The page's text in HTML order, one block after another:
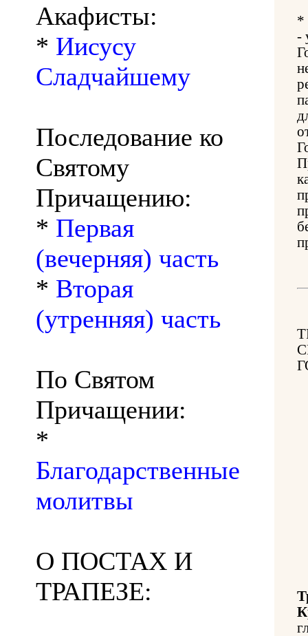
Акафисты:
* Иисусу
Сладчайшему
Последование ко
Святому
Причащению:
* Первая
(вечерняя) часть
* Вторая
(утренняя) часть
По Святом
Причащении:
*
Благодарственные
молитвы
О ПОСТАХ И
ТРАПЕЗЕ:
*
-